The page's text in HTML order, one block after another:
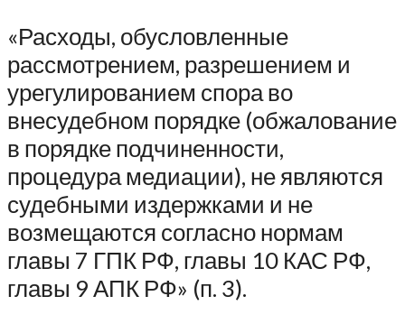
«Расходы, обусловленные
рассмотрением, разрешением и
урегулированием спора во
внесудебном порядке (обжалование
в порядке подчиненности,
процедура медиации), не являются
судебными издержками и не
возмещаются согласно нормам
главы 7 ГПК РФ, главы 10 КАС РФ,
главы 9 АПК РФ» (п. 3).